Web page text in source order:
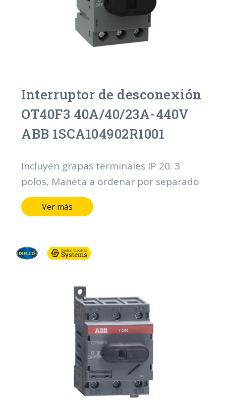
Interruptor de desconexión
OT40F3 40A/40/23A-440V
ABB 1SCA104902R1001
Incluyen grapas terminales IP 20. 3
polos, Maneta a ordenar por separado
Ver más